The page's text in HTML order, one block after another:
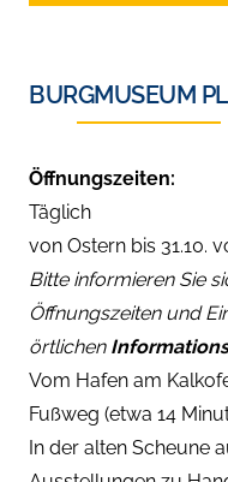
BURGMUSEUM
Öffnungszeiten:
Täglich
von Ostern bis 31.10.
Bitte informieren Sie
Öffnungszeiten und
örtlichen
Vom Hafen am
Fußweg (etwa 14
In der alten Scheune